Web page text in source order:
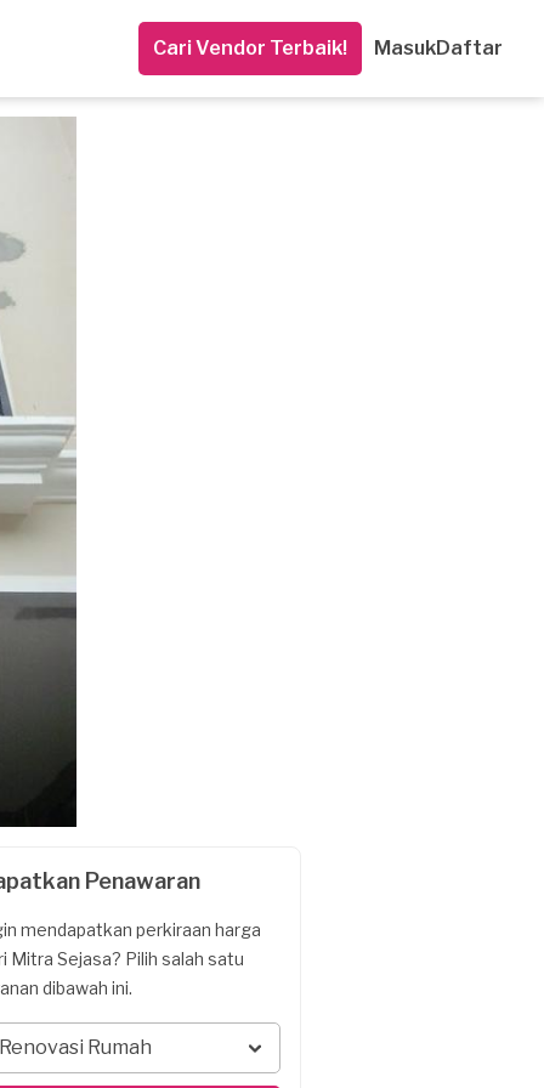
Cari Vendor Terbaik! MasukDaftar
Penawaran
mendapatkan perkiraan harga
Mitra Sejasa? Pilih salah satu
dibawah ini.
Renovasi Rumah